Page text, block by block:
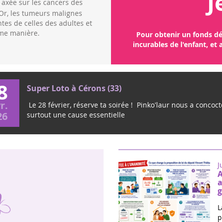
» voire «cancérogènes
en quantités importantes dans
de l'enfant.
Pour plusieurs cancers
cérébral, les traitements
Pour obtenir un fonds
incurables de l'enfant, et
Super Loto à Cérons (33)
Le 28 février, réserve ta soirée ! Pinko'laur nous a
surtout une cause essentielle